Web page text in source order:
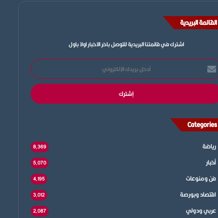
القائمة البريدية
اشترك في قائمتنا البريدية للتوصل باخر الاخبار اولا باول
Categories
رياضة 8٬369
أخبار 5٬070
فن ومنوعات 4٬195
اقتصاد وبورصة 3٬012
عربي ودولي 2٬087